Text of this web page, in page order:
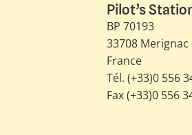
Pilot’s
BP 70193
33708 Merignac
France
Tél. (+33)0 556
Fax (+33)0 556